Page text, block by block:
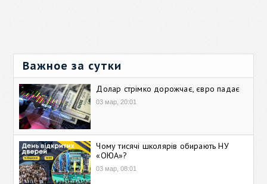
Важное за сутки
Долар стрімко дорожчає, євро падає
03 мар, 20:01
Чому тисячі школярів обирають НУ
«ОЮА»?
03 мар, 08:01